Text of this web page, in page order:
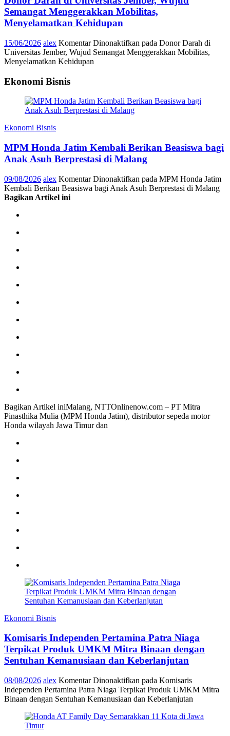
Semangat Menggerakkan Mobilitas,
Menyelamatkan Kehidupan
15/06/2026 alex Komentar Dinonaktifkan pada Donor Darah di
Universitas Jember, Wujud Semangat Menggerakkan Mobilitas,
Menyelamatkan Kehidupan
Ekonomi Bisnis
Ekonomi Bisnis
MPM Honda Jatim Kembali Berikan Beasiswa bagi
Anak Asuh Berprestasi di Malang
09/08/2026 alex Komentar Dinonaktifkan pada MPM Honda Jatim
Kembali Berikan Beasiswa bagi Anak Asuh Berprestasi di Malang
Bagikan Artikel ini
Bagikan Artikel iniMalang, NTTOnlinenow.com – PT Mitra
Pinasthika Mulia (MPM Honda Jatim), distributor sepeda motor
Honda wilayah Jawa Timur dan
Ekonomi Bisnis
Komisaris Independen Pertamina Patra Niaga
Terpikat Produk UMKM Mitra Binaan dengan
Sentuhan Kemanusiaan dan Keberlanjutan
08/08/2026 alex Komentar Dinonaktifkan pada Komisaris
Independen Pertamina Patra Niaga Terpikat Produk UMKM Mitra
Binaan dengan Sentuhan Kemanusiaan dan Keberlanjutan